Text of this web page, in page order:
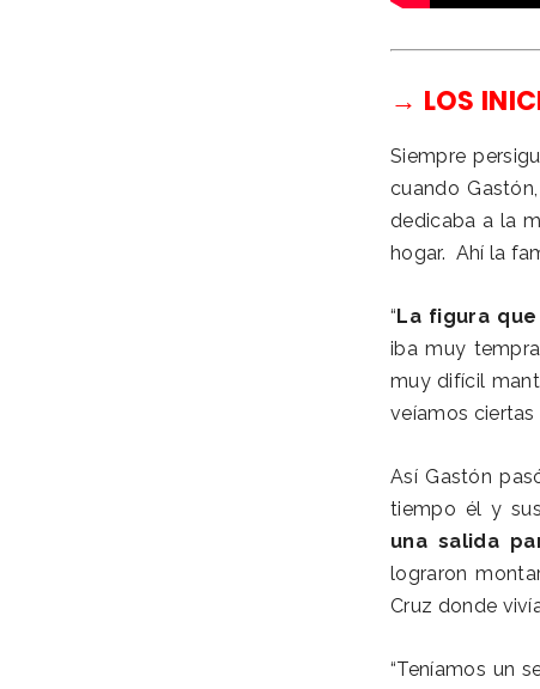
→ LOS
Siempre
cuando
dedicaba a la
hogar. Ahí la
“La figura
iba muy
muy difícil
veíamos ciertas
Así Gastón
tiempo él y
una salida
lograron
Cruz donde
“Teníamos un